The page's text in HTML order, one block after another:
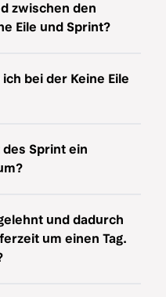
zwischen den
Eile und Sprint?
bei der Keine Eile
Sprint ein
und dadurch
um einen Tag.